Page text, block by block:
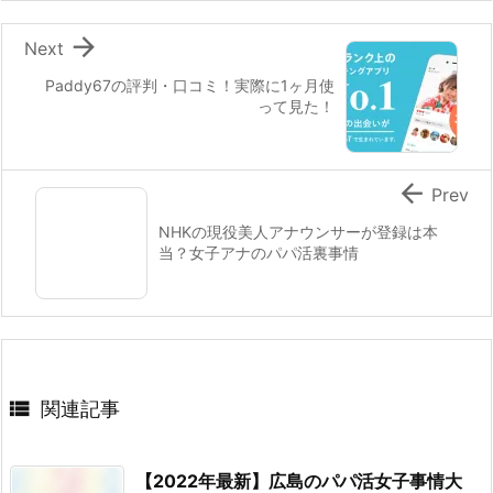
Paddy67の評判・口コミ！実際に1ヶ月使
って見た！

Next
NHKの現役美人アナウンサーが登録は本
当？女子アナのパパ活裏事情
 Prev
 関連記事
【2022年最新】広島のパパ活女子事情大